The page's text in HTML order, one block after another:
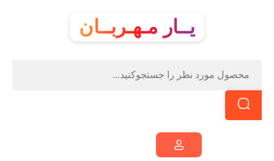
یــار مـهـربــان